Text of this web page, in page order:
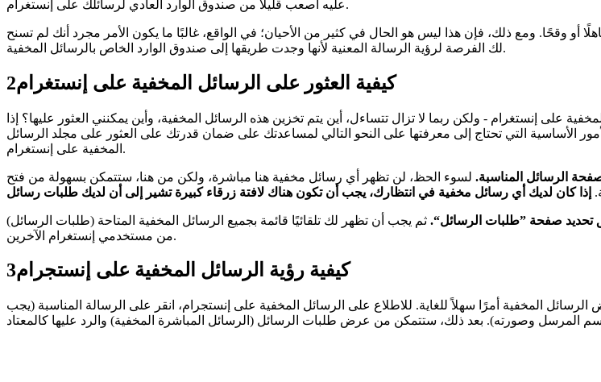
عليه أصعب قليلاً من صندوق الوارد العادي لرسائلك على إنستغرام.
أو وقحًا. ومع ذلك، فإن هذا ليس هو الحال في كثير من الأحيان؛ في الواقع، غالبًا ما يكون الأمر مجرد أنك لم تسنح
لك الفرصة لرؤية الرسالة المعنية لأنها وجدت طريقها إلى صندوق الوارد الخاص بالرسائل المخفية.
2كيفية العثور على الرسائل المخفية على إنستغرام
على إنستغرام - ولكن ربما لا تزال تتساءل، أين يتم تخزين هذه الرسائل المخفية، وأين يمكنني العثور عليها؟ إذا
الأساسية التي تحتاج إلى معرفتها على النحو التالي لمساعدتك على ضمان قدرتك على العثور على مجلد الرسائل
المخفية على إنستغرام.
الرسائل المناسبة. لسوء الحظ، لن تظهر أي رسائل مخفية هنا مباشرة، ولكن من هنا، ستتمكن بسهولة من فتح
تحديد صفحة ”طلبات الرسائل“. ثم يجب أن تظهر لك تلقائيًا قائمة بجميع الرسائل المخفية المتاحة (طلبات الرسائل)
من مستخدمي إنستغرام الآخرين.
3كيفية رؤية الرسائل المخفية على إنستجرام
المخفية أمرًا سهلاً للغاية. للاطلاع على الرسائل المخفية على إنستجرام، انقر على الرسالة المناسبة (يجب